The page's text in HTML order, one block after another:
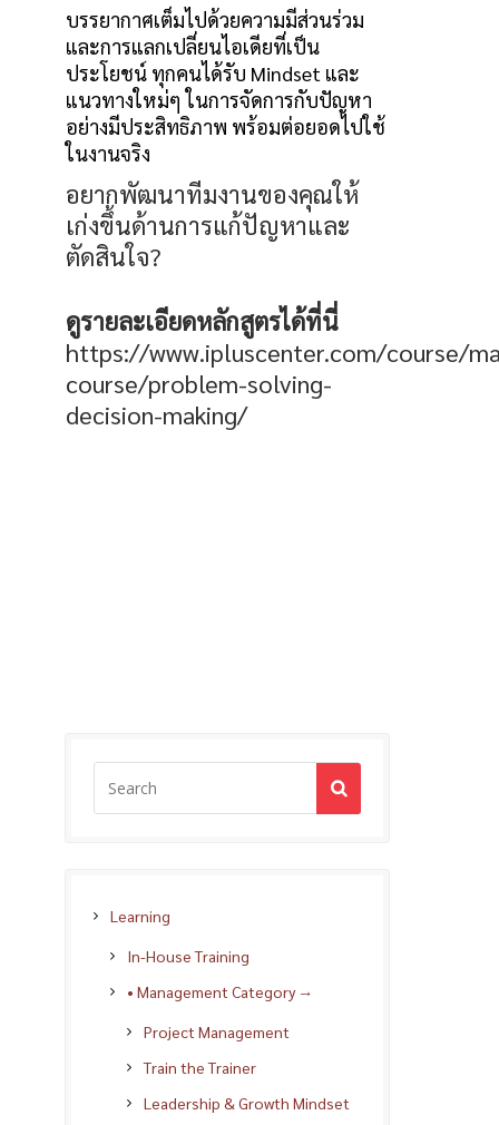
บรรยากาศเต็มไปด้วยความมีส่วนร่วม
และการแลกเปลี่ยนไอเดียที่เป็น
ประโยชน์ ทุกคนได้รับ Mindset และ
แนวทางใหม่ๆ ในการจัดการกับปัญหา
อย่างมีประสิทธิภาพ พร้อมต่อยอดไปใช้
ในงานจริง
อยากพัฒนาทีมงานของคุณให้
เก่งขึ้นด้านการแก้ปัญหาและ
ตัดสินใจ?
ดูรายละเอียดหลักสูตรได้ที่นี่
https://www.ipluscenter.com/course/
course/problem-solving-
decision-making/
Learning
In-House Training
• Management Category →
Project Management
Train the Trainer
Leadership & Growth Mindset